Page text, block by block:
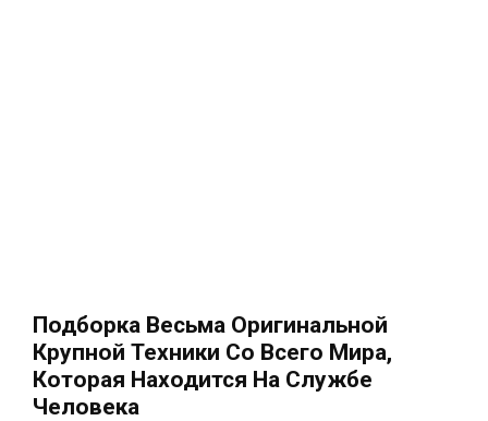
Подборка Весьма Оригинальной
Крупной Техники Со Всего Мира,
Которая Находится На Службе
Человека